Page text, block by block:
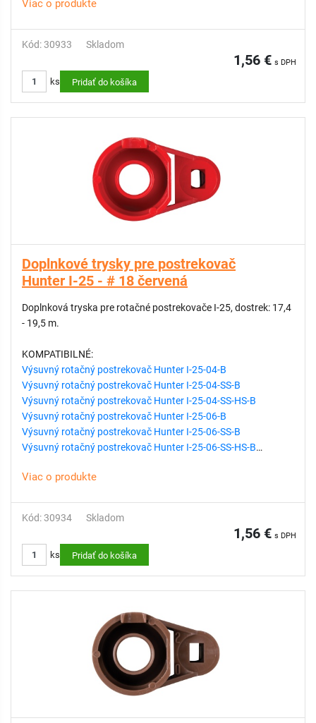
Viac o produkte
Kód: 30933 Skladom
1,56 € s DPH
ks Pridať do košíka
Doplnkové trysky pre postrekovač
Hunter I-25 - # 18 červená
Doplnková tryska pre rotačné postrekovače I-25, dostrek: 17,4
- 19,5 m.
KOMPATIBILNÉ:
Výsuvný rotačný postrekovač Hunter I-25-04-B
Výsuvný rotačný postrekovač Hunter I-25-04-SS-B
Výsuvný rotačný postrekovač Hunter I-25-04-SS-HS-B
Výsuvný rotačný postrekovač Hunter I-25-06-B
Výsuvný rotačný postrekovač Hunter I-25-06-SS-B
Výsuvný rotačný postrekovač Hunter I-25-06-SS-HS-B
Viac o produkte
Kód: 30934 Skladom
1,56 € s DPH
ks Pridať do košíka